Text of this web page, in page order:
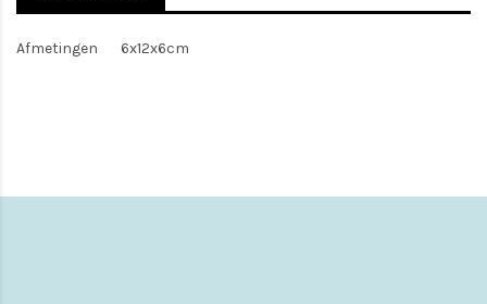
Afmetingen 6x12x6cm